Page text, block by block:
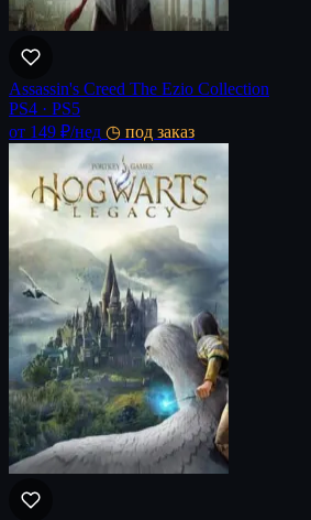
Assassin's Creed The Ezio Collection
PS4 · PS5
от 149 ₽/нед ◷ под заказ